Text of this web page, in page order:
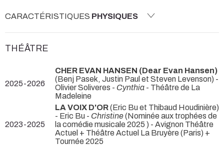
CARACTÉRISTIQUES PHYSIQUES
THÉÂTRE
2025-2026
CHER EVAN HANSEN (Dear Evan Hansen)
(Benj Pasek, Justin Paul et Steven Levenson) -
Olivier Soliveres - Cynthia - Théâtre de La
Madeleine
2023-2025
LA VOIX D'OR(Eric Bu et Thibaud Houdinière)
- Eric Bu - Christine(Nominée aux trophées de
la comédie musicale 2025 ) - Avignon Théâtre
Actuel + Théâtre Actuel La Bruyère (Paris) +
Tournée 2025